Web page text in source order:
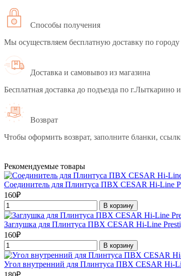
Способы получения
Мы осуществляем бесплатную доставку по
Доставка и самовывоз из магазина
Бесплатная доставка до подъезда по
Возврат
Чтобы оформить возврат, заполните бланки,
Рекомендуемые товары
Соединитель для Плинтуса ПВХ CESAR Hi-Line
160₽
В корзину
Заглушка для Плинтуса ПВХ CESAR Hi-Line
160₽
В корзину
Угол внутренний для Плинтуса ПВХ CESAR Hi-